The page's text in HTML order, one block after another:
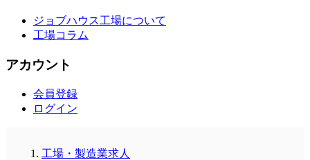
ジョブハウス工場について
工場コラム
アカウント
会員登録
ログイン
工場・製造業求人